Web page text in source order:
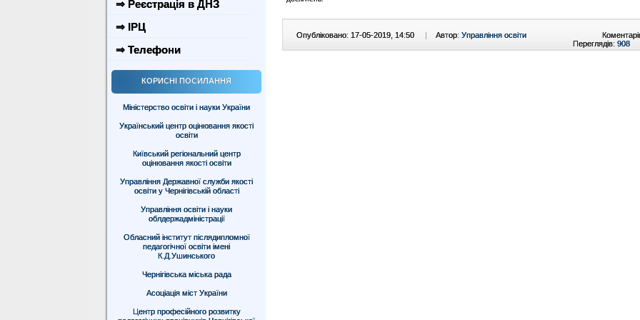
⇒ Реєстрація в ДНЗ
⇒ ІРЦ
⇒ Телефони
КОРИСНІ ПОСИЛАННЯ
Міністерство освіти і науки України
Український центр оцінювання якості
освіти
Київський регіональний центр
оцінювання якості освіти
Управління Державної служби якості
освіти у Чернігівській області
Управління освіти і науки
облдержадміністрації
Обласний інститут післядипломної
педагогічної освіти імені
К.Д.Ушинського
Чернігівська міська рада
Асоціація міст України
Центр професійного розвитку
Опубліковано: 17-05-2019, 14:50 | Автор: Управління освіти
Переглядів: 908